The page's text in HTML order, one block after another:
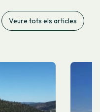
Veure tots els articles